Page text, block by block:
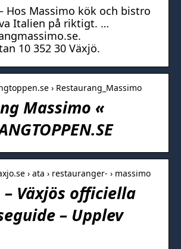
Hos Massimo kök och bistro
Italien på riktigt. …
10 352 30 Växjö.
› Restaurang_Massimo
Massimo «
› ata › restauranger- › massimo
Växjös officiella
– Upplev